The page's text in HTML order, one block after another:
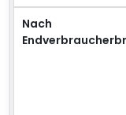
Nach